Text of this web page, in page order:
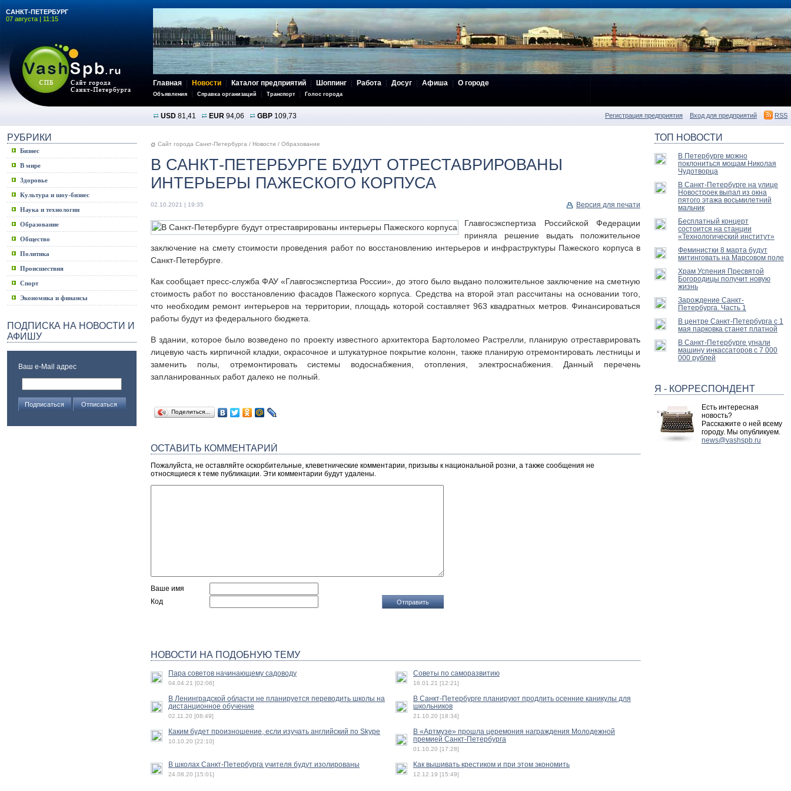
САНКТ-ПЕТЕРБУРГ
07 августа | 11:15
Главная Новости Каталог предприятий Шоппинг Работа Досуг Афиша О городе
Объявления Справка организаций Транспорт Голос города
USD 81,41 EUR 94,06 GBP 109,73 Регистрация предприятия Вход для предприятий RSS
РУБРИКИ
Бизнес
В мире
Здоровье
Культура и шоу-бизнес
Наука и технологии
Образование
Общество
Политика
Происшествия
Спорт
Экономика и финансы
ПОДПИСКА НА НОВОСТИ И
АФИШУ
Ваш e-Mail адрес
Сайт города Санкт-Петербурга / Новости / Образование
В САНКТ-ПЕТЕРБУРГЕ БУДУТ ОТРЕСТАВРИРОВАНЫ
ИНТЕРЬЕРЫ ПАЖЕСКОГО КОРПУСА
02.10.2021 | 19:35 Версия для печати
Главгосэкспертиза Российской Федерации
приняла решение выдать положительное
заключение на смету стоимости проведения работ по восстановлению интерьеров и инфраструктуры Пажеского корпуса в
Санкт-Петербурге.
Как сообщает пресс-служба ФАУ «Главгосэкспертиза России», до этого было выдано положительное заключение на сметную
стоимость работ по восстановлению фасадов Пажеского корпуса. Средства на второй этап рассчитаны на основании того,
что необходим ремонт интерьеров на территории, площадь которой составляет 963 квадратных метров. Финансироваться
работы будут из федерального бюджета.
В здании, которое было возведено по проекту известного архитектора Бартоломео Растрелли, планирую отреставрировать
лицевую часть кирпичной кладки, окрасочное и штукатурное покрытие колонн, также планирую отремонтировать лестницы и
заменить полы, отремонтировать системы водоснабжения, отопления, электроснабжения. Данный перечень
запланированных работ далеко не полный.
Поделиться…
ОСТАВИТЬ КОММЕНТАРИЙ
Пожалуйста, не оставляйте оскорбительные, клеветнические комментарии, призывы к национальной розни, а также сообщения не
относящиеся к теме публикации. Эти комментарии будут удалены.
Ваше имя
Код
НОВОСТИ НА ПОДОБНУЮ ТЕМУ
Пара советов начинающему садоводу
04.04.21 [02:06]
Советы по саморазвитию
16.01.21 [12:21]
В Ленинградской области не планируется переводить школы на
дистанционное обучение
02.11.20 [08:49]
В Санкт-Петербурге планируют продлить осенние каникулы для
школьников
21.10.20 [18:34]
Каким будет произношение, если изучать английский по Skype
10.10.20 [22:10]
В «Артмузе» прошла церемония награждения Молодежной
премией Санкт-Петербурга
01.10.20 [17:28]
В школах Санкт-Петербурга учителя будут изолированы
24.08.20 [15:01]
Как вышивать крестиком и при этом экономить
12.12.19 [15:49]
ТОП НОВОСТИ
В Петербурге можно
поклониться мощам Николая
Чудотворца
В Санкт-Петербурге на улице
Новостроек выпал из окна
пятого этажа восьмилетний
мальчик
Бесплатный концерт
состоится на станции
«Технологический институт»
Феминистки 8 марта будут
митинговать на Марсовом поле
Храм Успения Пресвятой
Богородицы получит новую
жизнь
Зарождение Санкт-
Петербурга. Часть 1
В центре Санкт-Петербурга с 1
мая парковка станет платной
В Санкт-Петербурге угнали
машину инкассаторов с 7 000
000 рублей
Я - КОРРЕСПОНДЕНТ
Есть интересная
новость?
Расскажите о ней всему
городу. Мы опубликуем.
news@vashspb.ru